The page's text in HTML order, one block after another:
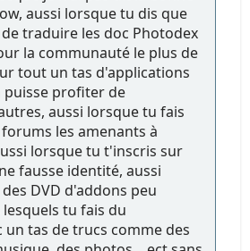
aussi lorsque tu dis que
traduire les doc Photodex
la communauté le plus de
tout un tas d'applications
puisse profiter de
aussi lorsque tu fais
les amenants à
lorsque tu t'inscris sur
fausse identité, aussi
DVD d'addons peu
tu fais du
un tas de trucs comme des